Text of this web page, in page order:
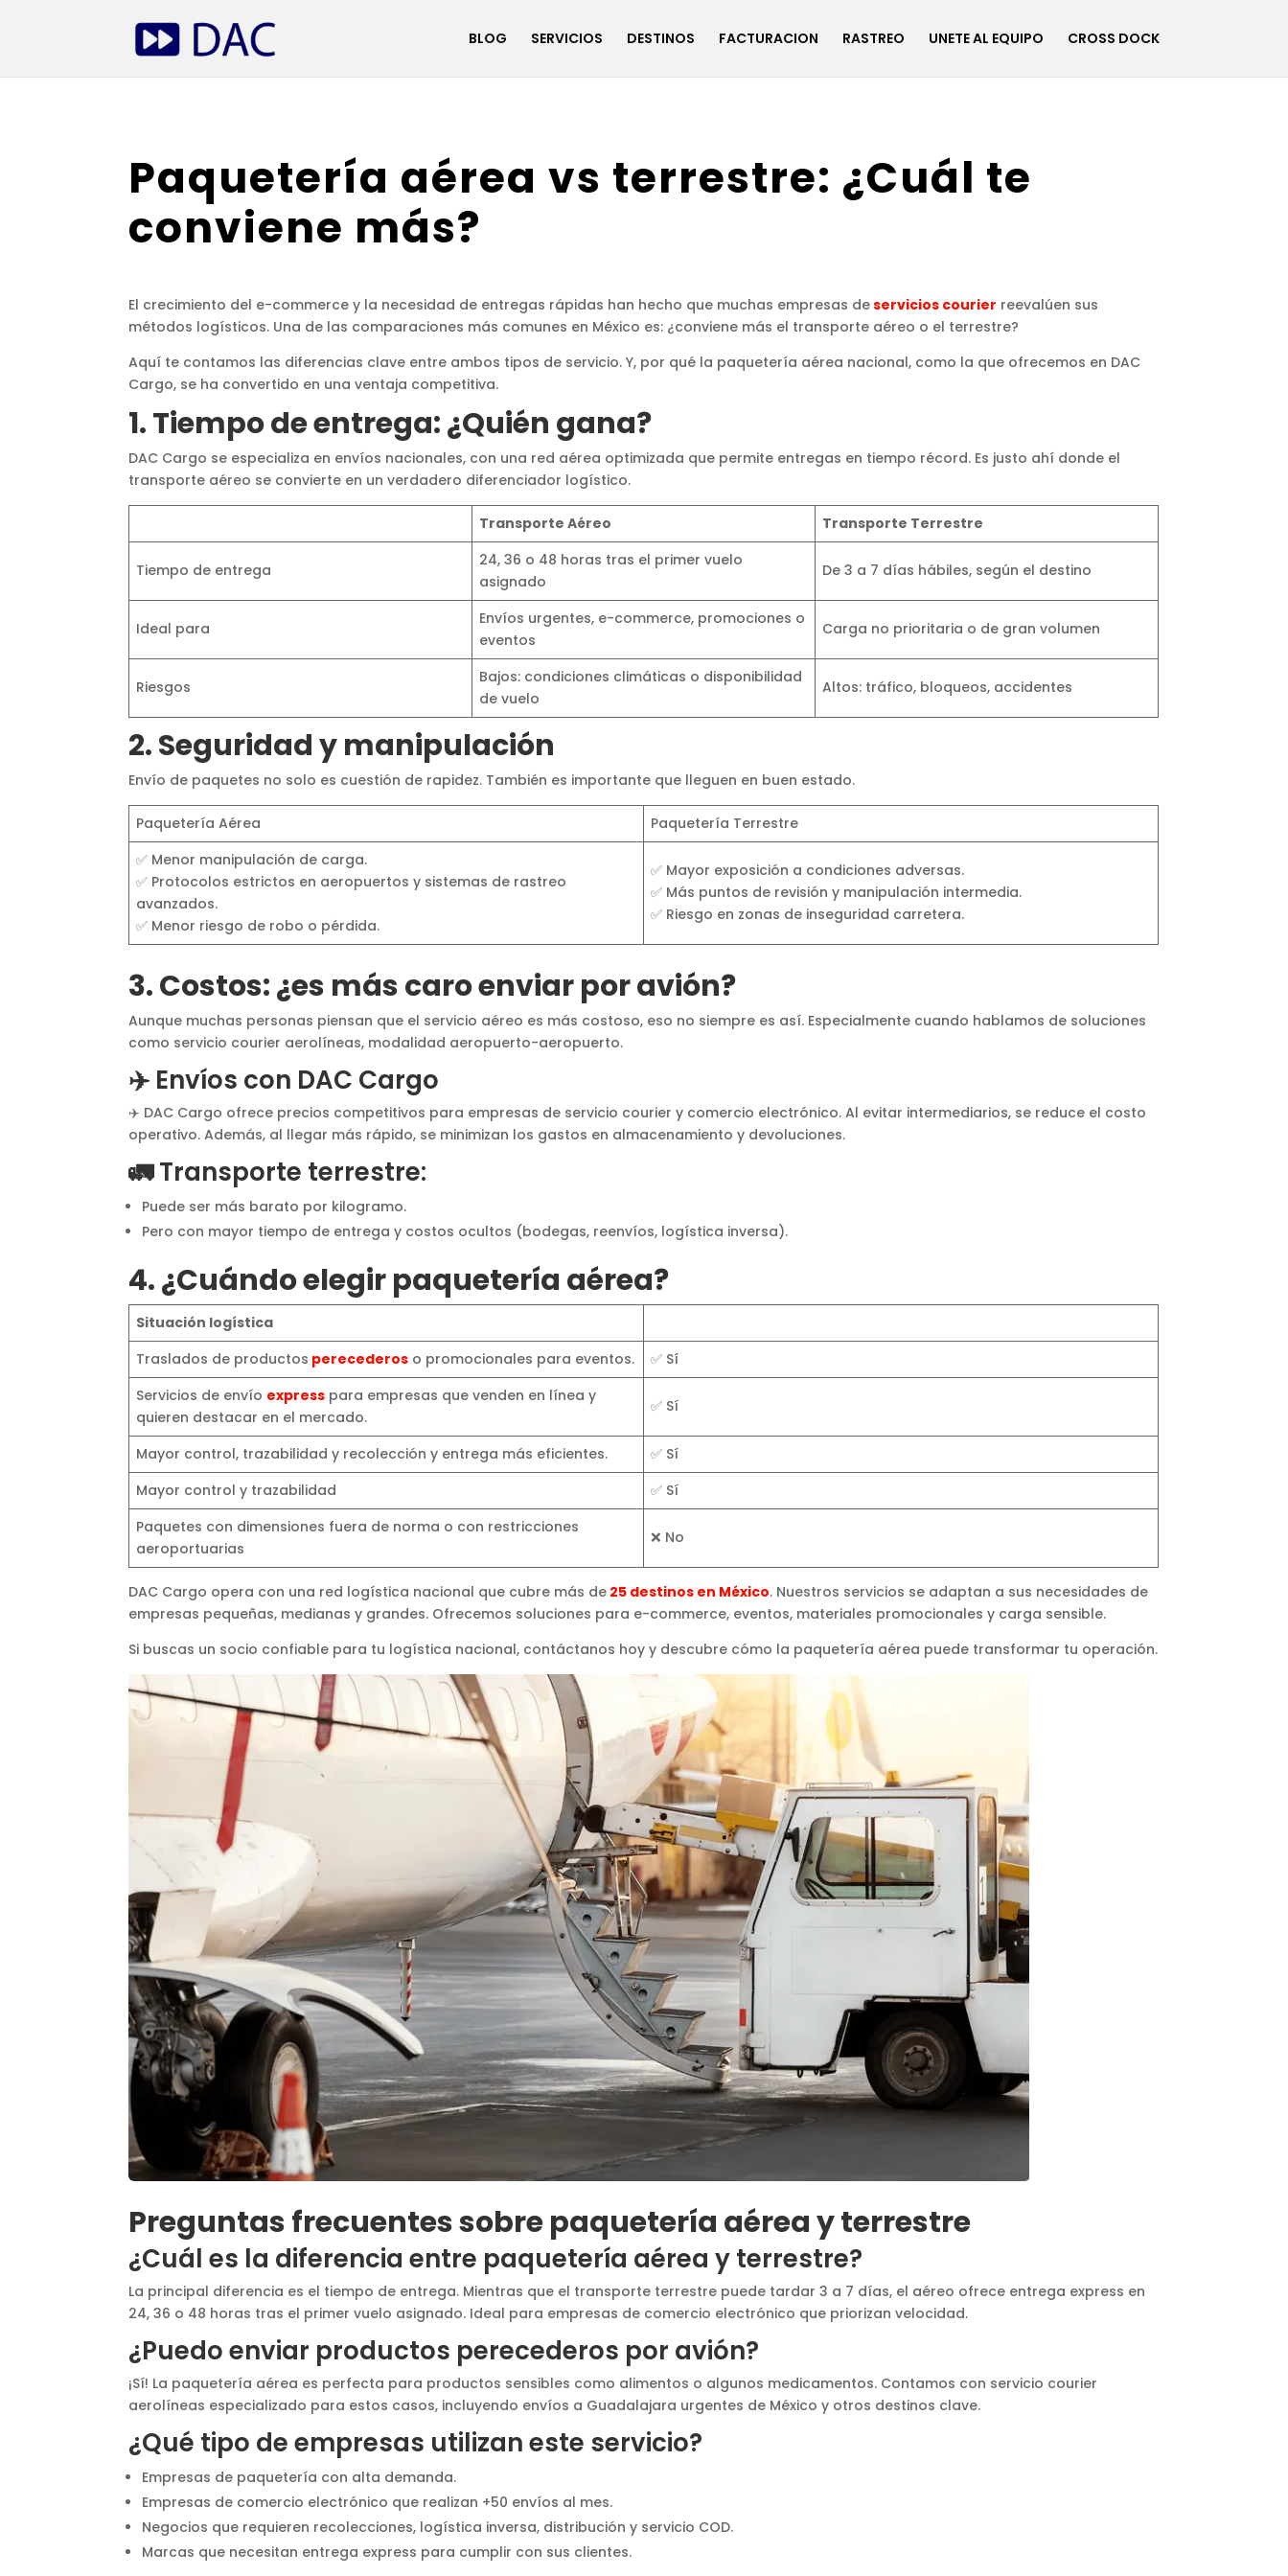
BLOG SERVICIOS DESTINOS FACTURACION RASTREO UNETE AL EQUIPO CROSS DOCK
Paquetería aérea vs terrestre: ¿Cuál te
conviene más?
El crecimiento del e-commerce y la necesidad de entregas rápidas han hecho que muchas empresas deservicios courier reevalúen sus
métodos logísticos. Una de las comparaciones más comunes en México es: ¿conviene más el transporte aéreo o el terrestre?
Aquí te contamos las diferencias clave entre ambos tipos de servicio. Y, por qué la paquetería aérea nacional, como la que ofrecemos en DAC
Cargo, se ha convertido en una ventaja competitiva.
1. Tiempo de entrega: ¿Quién gana?
DAC Cargo se especializa en envíos nacionales, con una red aérea optimizada que permite entregas en tiempo récord. Es justo ahí donde el
transporte aéreo se convierte en un verdadero diferenciador logístico.
Transporte Aéreo Transporte Terrestre
Tiempo de entrega
24, 36 o 48 horas tras el primer vuelo
asignado
De 3 a 7 días hábiles, según el destino
Ideal para
Envíos urgentes, e-commerce, promociones o
eventos
Carga no prioritaria o de gran volumen
Riesgos
Bajos: condiciones climáticas o disponibilidad
de vuelo
Altos: tráfico, bloqueos, accidentes
2. Seguridad y manipulación
Envío de paquetes no solo es cuestión de rapidez. También es importante que lleguen en buen estado.
Paquetería Aérea
Paquetería Terrestre
✅ Menor manipulación de carga.
✅ Protocolos estrictos en aeropuertos y sistemas de rastreo
avanzados.
✅ Menor riesgo de robo o pérdida.
✅ Mayor exposición a condiciones adversas.
✅ Más puntos de revisión y manipulación intermedia.
✅ Riesgo en zonas de inseguridad carretera.
3. Costos: ¿es más caro enviar por avión?
Aunque muchas personas piensan que el servicio aéreo es más costoso, eso no siempre es así. Especialmente cuando hablamos de soluciones
como servicio courier aerolíneas, modalidad aeropuerto-aeropuerto.
✈️ Envíos con DAC Cargo
✈️ DAC Cargo ofrece precios competitivos para empresas de servicio courier y comercio electrónico. Al evitar intermediarios, se reduce el costo
operativo. Además, al llegar más rápido, se minimizan los gastos en almacenamiento y devoluciones.
🚛 Transporte terrestre:
Puede ser más barato por kilogramo.
Pero con mayor tiempo de entrega y costos ocultos (bodegas, reenvíos, logística inversa).
4. ¿Cuándo elegir paquetería aérea?
Situación logística
Traslados de productos perecederos o promocionales para eventos.
✅ Sí
Servicios de envío express para empresas que venden en línea y
quieren destacar en el mercado.
✅ Sí
Mayor control, trazabilidad y recolección y entrega más eficientes.
✅ Sí
Mayor control y trazabilidad
✅ Sí
Paquetes con dimensiones fuera de norma o con restricciones
aeroportuarias
❌ No
DAC Cargo opera con una red logística nacional que cubre más de 25 destinos en México. Nuestros servicios se adaptan a sus necesidades de
empresas pequeñas, medianas y grandes. Ofrecemos soluciones para e-commerce, eventos, materiales promocionales y carga sensible.
Si buscas un socio confiable para tu logística nacional, contáctanos hoy y descubre cómo la paquetería aérea puede transformar tu operación.
Preguntas frecuentes sobre paquetería aérea y terrestre
¿Cuál es la diferencia entre paquetería aérea y terrestre?
La principal diferencia es el tiempo de entrega. Mientras que el transporte terrestre puede tardar 3 a 7 días, el aéreo ofrece entrega express en
24, 36 o 48 horas tras el primer vuelo asignado. Ideal para empresas de comercio electrónico que priorizan velocidad.
¿Puedo enviar productos perecederos por avión?
¡Sí! La paquetería aérea es perfecta para productos sensibles como alimentos o algunos medicamentos. Contamos con servicio courier
aerolíneas especializado para estos casos, incluyendo envíos a Guadalajara urgentes de México y otros destinos clave.
¿Qué tipo de empresas utilizan este servicio?
Empresas de paquetería con alta demanda.
Empresas de comercio electrónico que realizan +50 envíos al mes.
Negocios que requieren recolecciones, logística inversa, distribución y servicio COD.
Marcas que necesitan entrega express para cumplir con sus clientes.